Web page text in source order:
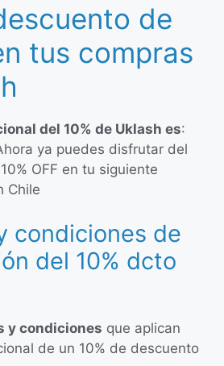
de
tus compras
del 10% de Uklash es:
ya puedes disfrutar del
OFF en tu siguiente
Chile
condiciones de
del 10% dcto
y condiciones que aplican
de un 10% de descuento